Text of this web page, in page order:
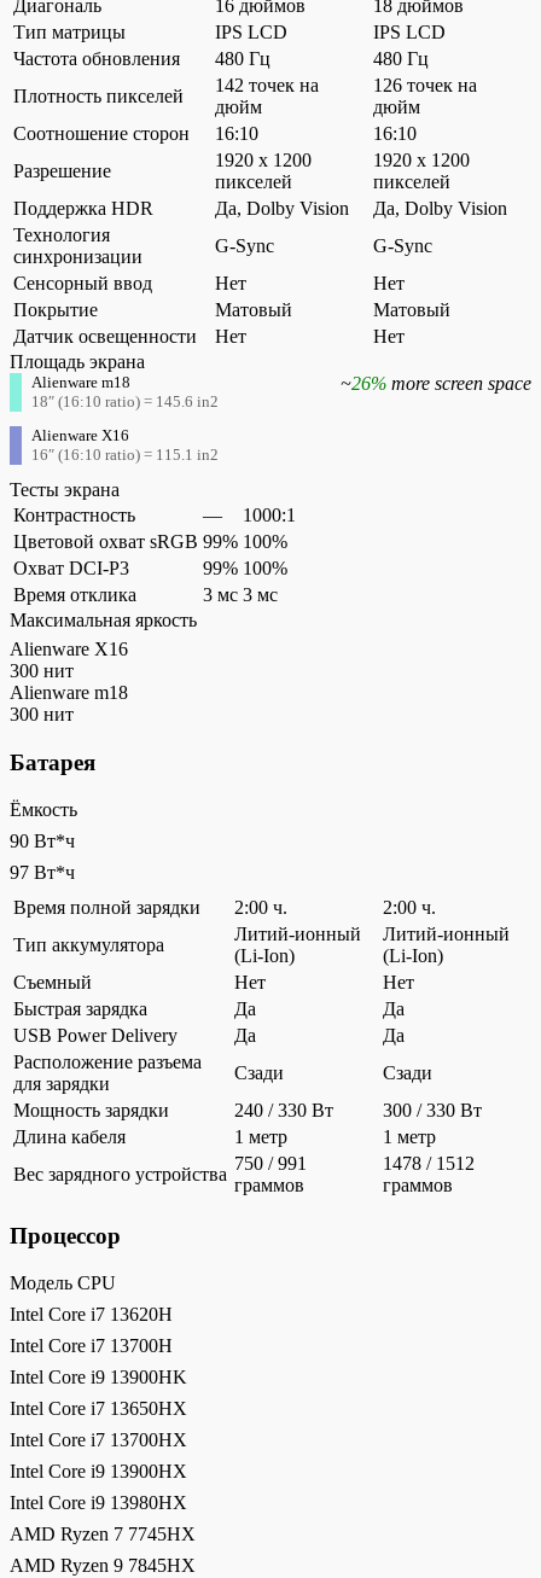
Диагональ 16 дюймов
18 дюймов
Тип матрицы
IPS LCD
IPS LCD
Частота обновления
480 Гц
480 Гц
Плотность пикселей
142 точек на
дюйм
126 точек на
дюйм
Соотношение сторон
16:10
16:10
Разрешение
1920 x 1200
пикселей
1920 x 1200
пикселей
Поддержка HDR
Да, Dolby Vision
Да, Dolby Vision
Технология
синхронизации
G-Sync
G-Sync
Сенсорный ввод
Нет
Нет
Покрытие
Матовый
Матовый
Датчик освещенности
Нет
Нет
Площадь экрана
Alienware m18
18″ (16:10 ratio) = 145.6 in2
Alienware X16
16″ (16:10 ratio) = 115.1 in2
~26% more screen space
Тесты экрана
Контрастность
—
1000:1
Цветовой охват sRGB 99% 100%
Охват DCI-P3
99% 100%
Время отклика
3 мс 3 мс
Максимальная яркость
Alienware X16
300 нит
Alienware m18
300 нит
Батарея
Ёмкость
90 Вт*ч
97 Вт*ч
Время полной зарядки
2:00 ч.
2:00 ч.
Тип аккумулятора
Литий-ионный
(Li-Ion)
Литий-ионный
(Li-Ion)
Съемный
Нет
Нет
Быстрая зарядка
Да
Да
USB Power Delivery
Да
Да
Расположение разъема
для зарядки
Сзади
Сзади
Мощность зарядки
240 / 330 Вт
300 / 330 Вт
Длина кабеля
1 метр
1 метр
Вес зарядного устройства
750 / 991
граммов
1478 / 1512
граммов
Процессор
Модель CPU
Intel Core i7 13620H
Intel Core i7 13700H
Intel Core i9 13900HK
Intel Core i7 13650HX
Intel Core i7 13700HX
Intel Core i9 13900HX
Intel Core i9 13980HX
AMD Ryzen 7 7745HX
AMD Ryzen 9 7845HX